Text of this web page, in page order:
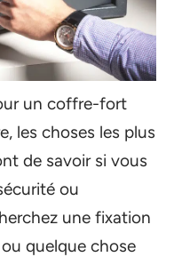
un coffre-fort
les choses les plus
de savoir si vous
ou
une fixation
quelque chose